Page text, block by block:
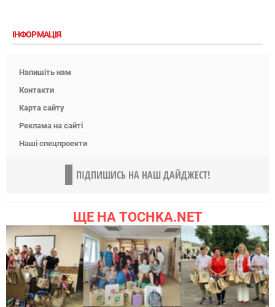
ІНФОРМАЦІЯ
Напишіть нам
Контакти
Карта сайту
Реклама на сайті
Наші спецпроекти
ПІДПИШИСЬ НА НАШ ДАЙДЖЕСТ!
ЩЕ НА TOCHKA.NET